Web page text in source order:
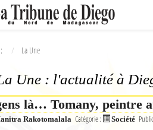
Ok
La Une
Une : l'actualité à
là… Tomany, peintre
Rakotomalala Catégorie : Société